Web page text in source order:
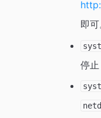
即可
停